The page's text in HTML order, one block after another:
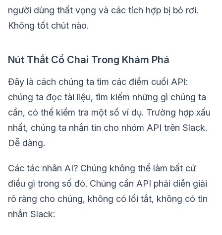
người dùng thất vọng và các tích hợp bị bỏ rơi.
Không tốt chút nào.
Nút Thắt Cổ Chai Trong Khám Phá
Đây là cách chúng ta tìm các điểm cuối API:
chúng ta đọc tài liệu, tìm kiếm những gì chúng ta
cần, có thể kiểm tra một số ví dụ. Trường hợp xấu
nhất, chúng ta nhắn tin cho nhóm API trên Slack.
Dễ dàng.
Các tác nhân AI? Chúng không thể làm bất cứ
điều gì trong số đó. Chúng cần API phải diễn giải
rõ ràng cho chúng, không có lối tắt, không có tin
nhắn Slack: